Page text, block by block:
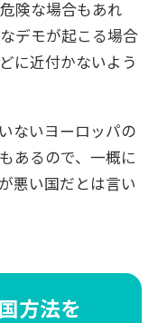
険な場合もあれ
デモが起こる場合
に近付かないよう
ないヨーロッパの
あるので、一概に
悪い国だとは言い
方法を